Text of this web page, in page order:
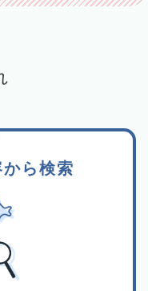
ら検索